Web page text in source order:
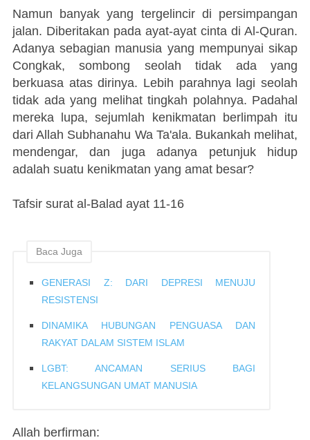
Namun banyak yang tergelincir di persimpangan
jalan. Diberitakan pada ayat-ayat cinta di Al-Quran.
Adanya sebagian manusia yang mempunyai sikap
Congkak, sombong seolah tidak ada yang
berkuasa atas dirinya. Lebih parahnya lagi seolah
tidak ada yang melihat tingkah polahnya. Padahal
mereka lupa, sejumlah kenikmatan berlimpah itu
dari Allah Subhanahu Wa Ta'ala. Bukankah melihat,
mendengar, dan juga adanya petunjuk hidup
adalah suatu kenikmatan yang amat besar?
Tafsir surat al-Balad ayat 11-16
Baca Juga
GENERASI Z: DARI DEPRESI MENUJU
RESISTENSI
DINAMIKA HUBUNGAN PENGUASA DAN
RAKYAT DALAM SISTEM ISLAM
LGBT: ANCAMAN SERIUS BAGI
KELANGSUNGAN UMAT MANUSIA
Allah berfirman: